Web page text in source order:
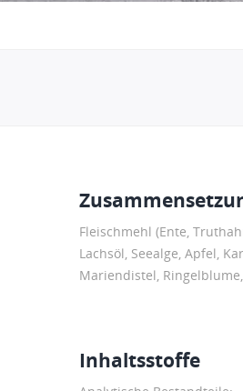
Fleischmehl (Ente,
Lachsöl, Seealge, Apfel,
Mariendistel,
Inhaltsstoffe